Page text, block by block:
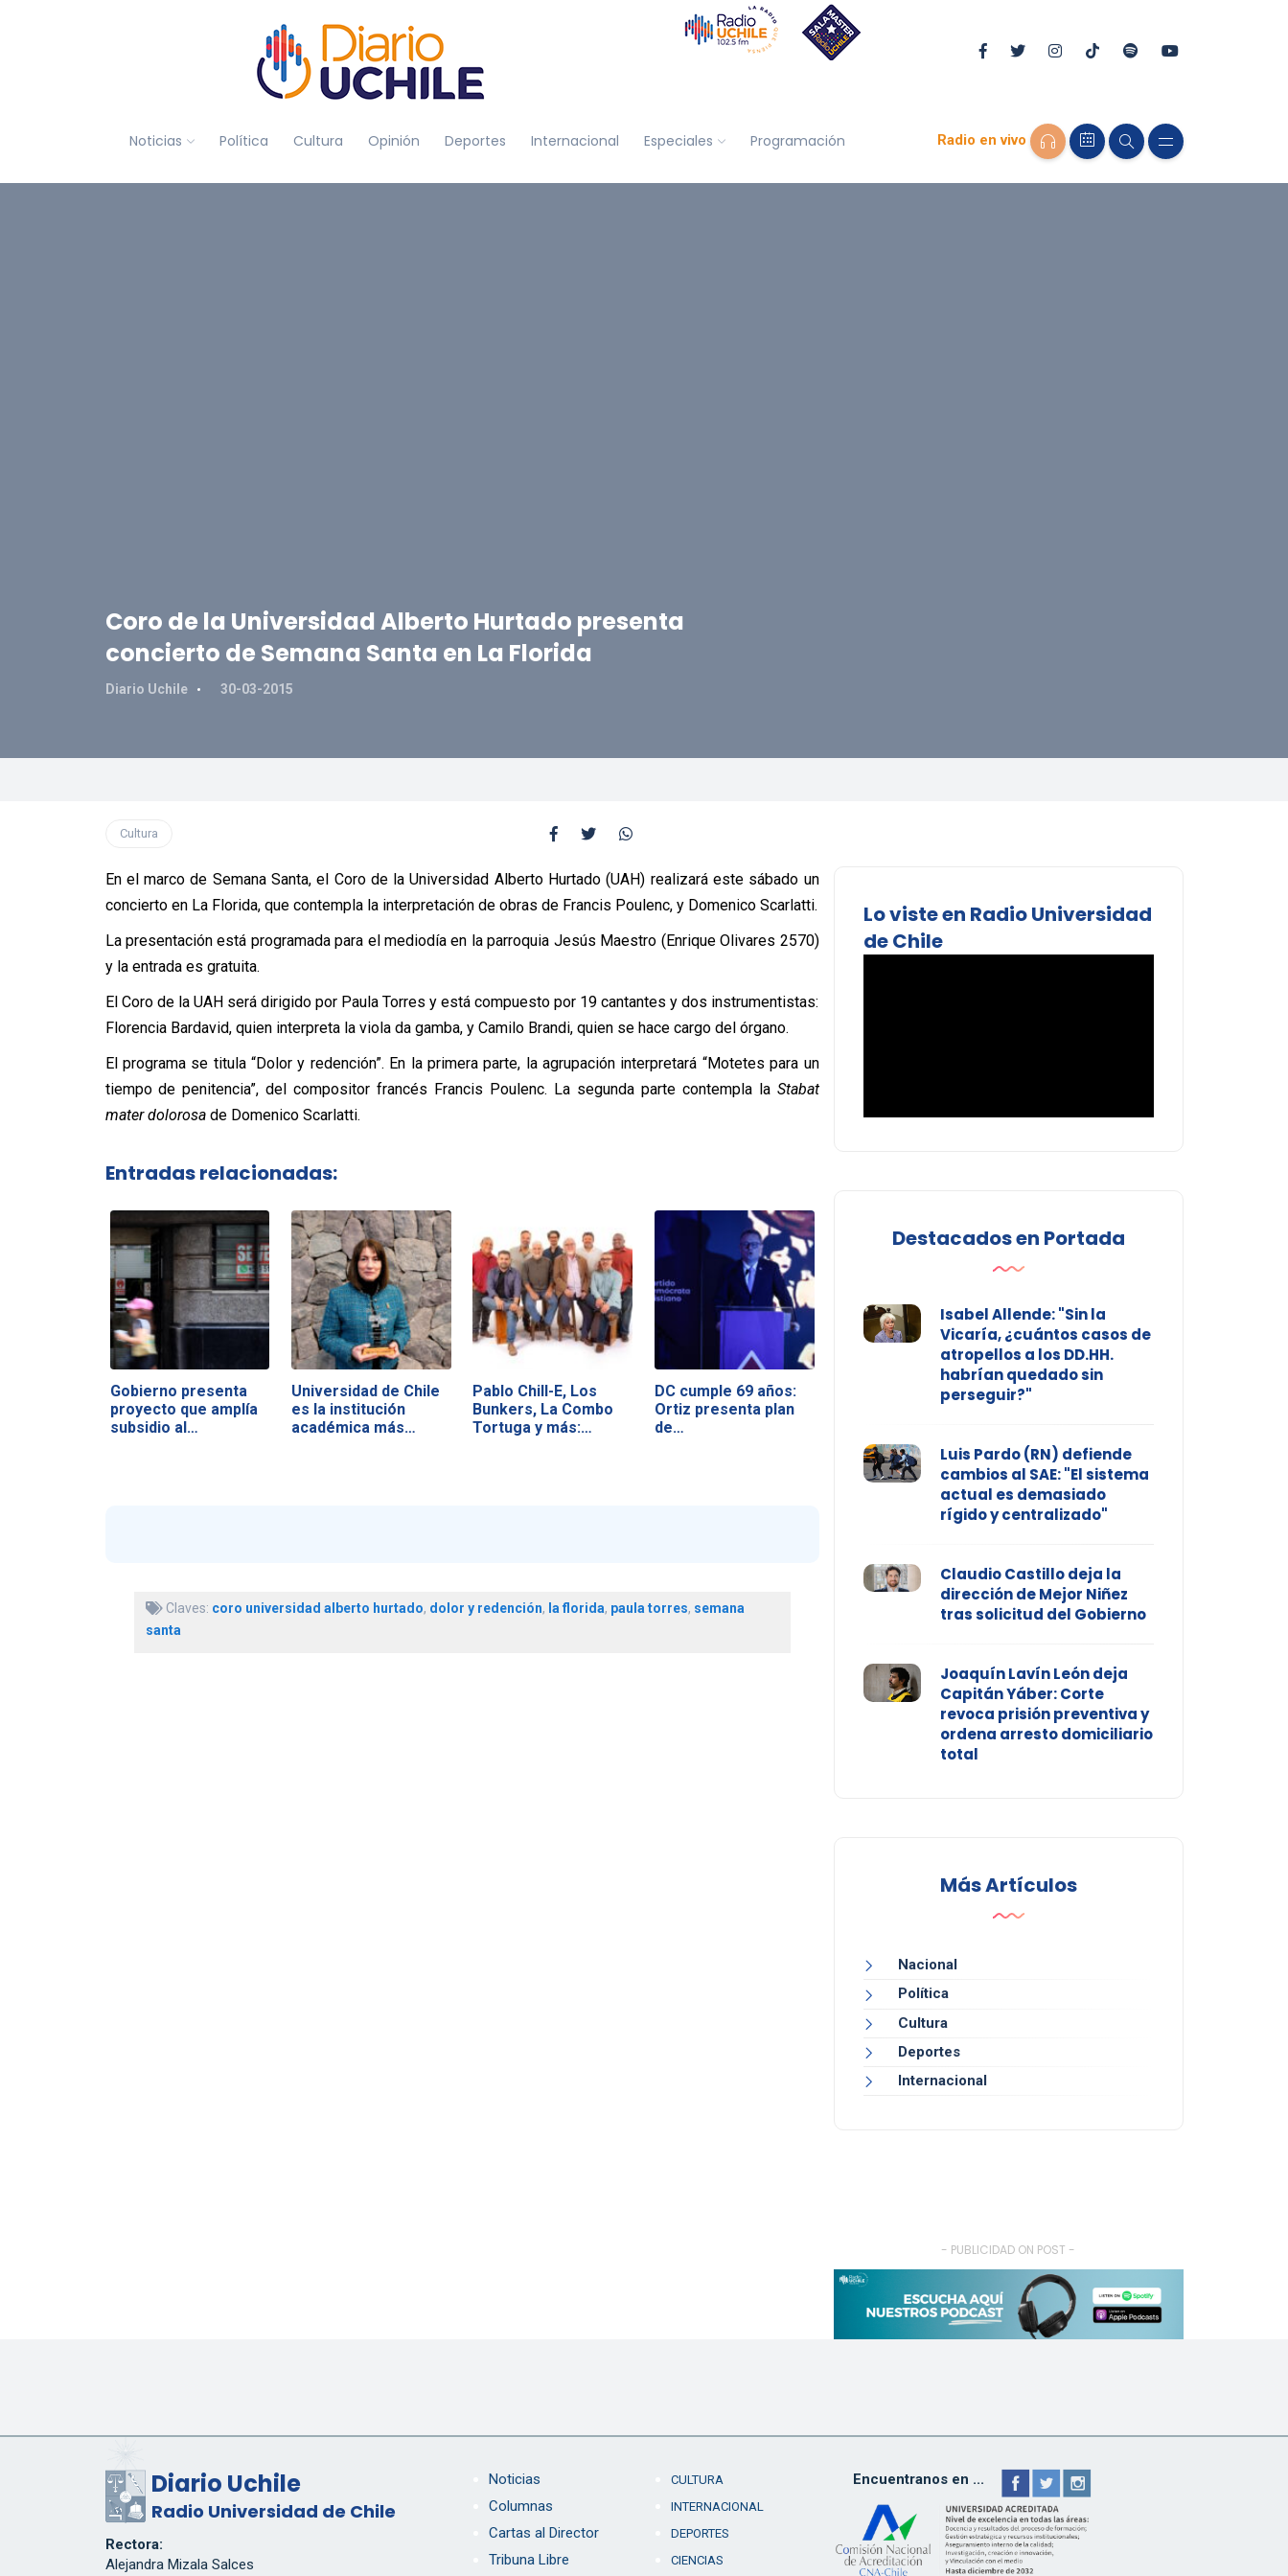
Noticias Política Cultura Opinión Deportes Internacional Especiales Programación Radio en vivo
Coro de la Universidad Alberto Hurtado presenta
concierto de Semana Santa en La Florida
Diario Uchile 30-03-2015
Cultura
En el marco de Semana Santa, el Coro de la Universidad Alberto Hurtado (UAH) realizará este sábado un
concierto en La Florida, que contempla la interpretación de obras de Francis Poulenc, y Domenico Scarlatti.
La presentación está programada para el mediodía en la parroquia Jesús Maestro (Enrique Olivares 2570)
y la entrada es gratuita.
El Coro de la UAH será dirigido por Paula Torres y está compuesto por 19 cantantes y dos instrumentistas:
Florencia Bardavid, quien interpreta la viola da gamba, y Camilo Brandi, quien se hace cargo del órgano.
El programa se titula “Dolor y redención”. En la primera parte, la agrupación interpretará “Motetes para un
tiempo de penitencia”, del compositor francés Francis Poulenc. La segunda parte contempla la Stabat
mater dolorosade Domenico Scarlatti.
Entradas relacionadas:
Gobierno presenta
proyecto que amplía
subsidio al…
Universidad de Chile
es la institución
académica más…
Pablo Chill-E, Los
Bunkers, La Combo
Tortuga y más:…
DC cumple 69 años:
Ortiz presenta plan
de…
Claves: coro universidad alberto hurtado, dolor y redención, la florida, paula torres, semana
santa
Lo viste en Radio Universidad
de Chile
Destacados en Portada
Isabel Allende: "Sin la
Vicaría, ¿cuántos casos de
atropellos a los DD.HH.
habrían quedado sin
perseguir?"
Luis Pardo (RN) defiende
cambios al SAE: "El sistema
actual es demasiado
rígido y centralizado"
Claudio Castillo deja la
dirección de Mejor Niñez
tras solicitud del Gobierno
Joaquín Lavín León deja
Capitán Yáber: Corte
revoca prisión preventiva y
ordena arresto domiciliario
total
Más Artículos
Nacional
Política
Cultura
Deportes
Internacional
- PUBLICIDAD ON POST -
Diario Uchile
Radio Universidad de Chile
Rectora:
Alejandra Mizala Salces
Noticias
Columnas
Cartas al Director
Tribuna Libre
CULTURA
INTERNACIONAL
DEPORTES
CIENCIAS
Encuentranos en ...